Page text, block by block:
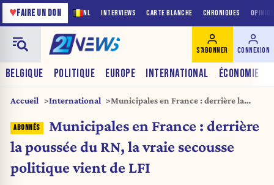
NL INTERVIEWS CARTE BLANCHE CHRONIQUES
♥FAIRE UN DON
BELGIQUE POLITIQUE EUROPE INTERNATIONAL ÉCONOMIE
S'ABONNER CONNEXION
Accueil International
Municipales en France : derrière la
politique vient de LFI
Municipales en France : derrière
la poussée du RN, la vraie secousse
politique vient de LFI